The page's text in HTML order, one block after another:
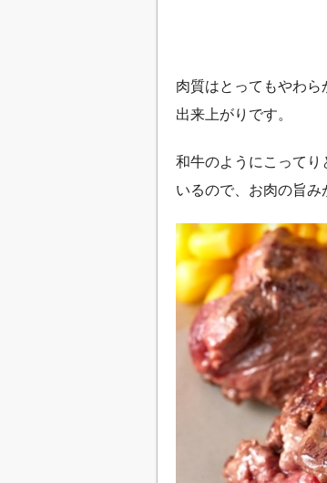
肉質はとってもやわ
出来上がりです。
和牛のようにこってり
いるので、お肉の旨み